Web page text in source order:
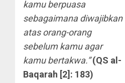
kamu berpuasa
sebagaimana diwajibkan
atas orang-orang
sebelum kamu agar
kamu bertakwa.” (QS al-
Baqarah [2]: 183)